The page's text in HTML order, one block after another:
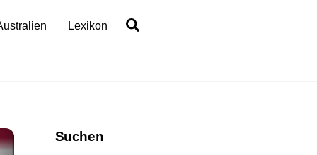
Lexikon
Suchen